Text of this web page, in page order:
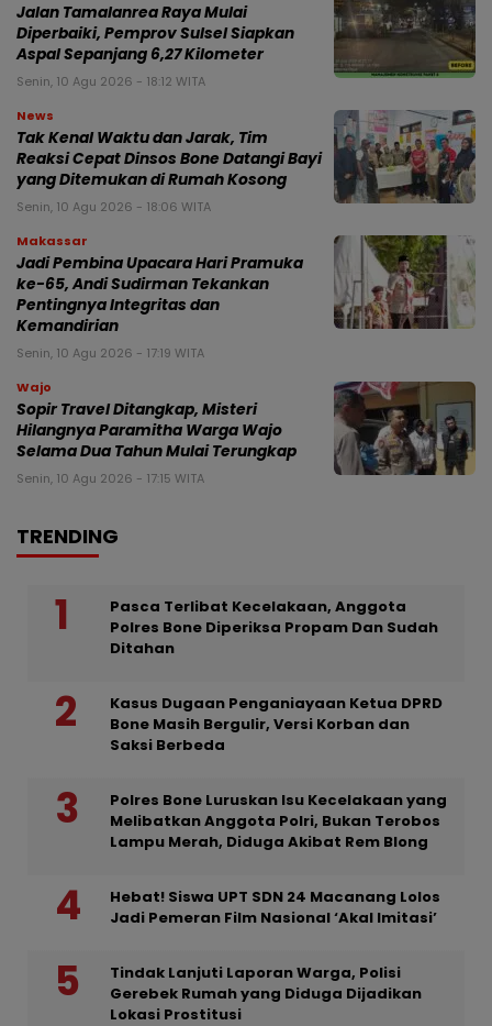
Jalan Tamalanrea Raya Mulai
Diperbaiki, Pemprov Sulsel Siapkan
Aspal Sepanjang 6,27 Kilometer
Senin, 10 Agu 2026 - 18:12 WITA
News
Tak Kenal Waktu dan Jarak, Tim
Reaksi Cepat Dinsos Bone Datangi Bayi
yang Ditemukan di Rumah Kosong
Senin, 10 Agu 2026 - 18:06 WITA
Makassar
Jadi Pembina Upacara Hari Pramuka
ke-65, Andi Sudirman Tekankan
Pentingnya Integritas dan
Kemandirian
Senin, 10 Agu 2026 - 17:19 WITA
Wajo
Sopir Travel Ditangkap, Misteri
Hilangnya Paramitha Warga Wajo
Selama Dua Tahun Mulai Terungkap
Senin, 10 Agu 2026 - 17:15 WITA
TRENDING
Pasca Terlibat Kecelakaan, Anggota
Polres Bone Diperiksa Propam Dan Sudah
Ditahan
Kasus Dugaan Penganiayaan Ketua DPRD
Bone Masih Bergulir, Versi Korban dan
Saksi Berbeda
Polres Bone Luruskan Isu Kecelakaan yang
Melibatkan Anggota Polri, Bukan Terobos
Lampu Merah, Diduga Akibat Rem Blong
Hebat! Siswa UPT SDN 24 Macanang Lolos
Jadi Pemeran Film Nasional ‘Akal Imitasi’
Tindak Lanjuti Laporan Warga, Polisi
Gerebek Rumah yang Diduga Dijadikan
Lokasi Prostitusi